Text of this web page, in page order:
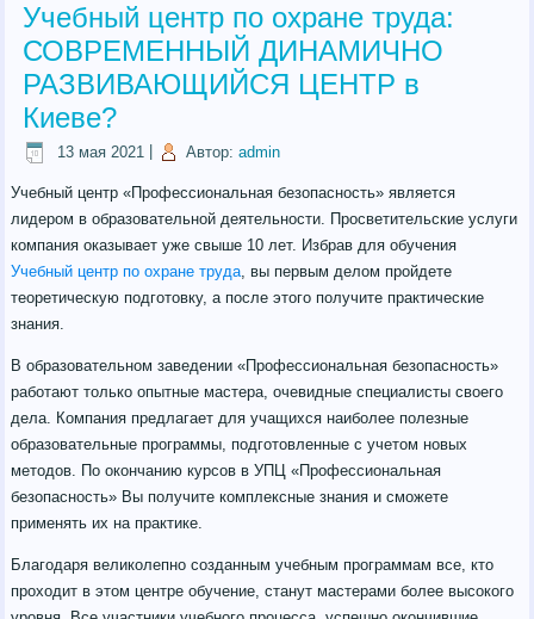
Учебный центр по охране труда:
СОВРЕМЕННЫЙ ДИНАМИЧНО
РАЗВИВАЮЩИЙСЯ ЦЕНТР в
Киеве?
13 мая 2021 Автор: admin
Учебный центр «Профессиональная безопасность» является
лидером в образовательной деятельности. Просветительские услуги
компания оказывает уже свыше 10 лет. Избрав для обучения
Учебный центр по охране труда, вы первым делом пройдете
теоретическую подготовку, а после этого получите практические
знания.
В образовательном заведении «Профессиональная безопасность»
работают только опытные мастера, очевидные специалисты своего
дела. Компания предлагает для учащихся наиболее полезные
образовательные программы, подготовленные с учетом новых
методов. По окончанию курсов в УПЦ «Профессиональная
безопасность» Вы получите комплексные знания и сможете
применять их на практике.
Благодаря великолепно созданным учебным программам все, кто
проходит в этом центре обучение, станут мастерами более высокого